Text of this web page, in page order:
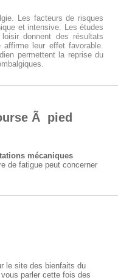
Les facteurs de risques
et intensive. Les études
donnent des résultats
leur effet favorable.
permettent la reprise du
Ã pied
mécaniques
de fatigue peut concerner
le site des bienfaits du
parler cette fois des